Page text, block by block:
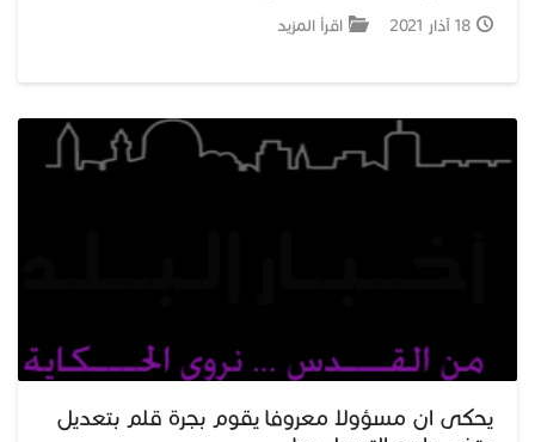
18 آذار 2021 اقرأ المزيد
يحكى ان مسؤولا معروفا يقوم بجرة قلم بتعديل